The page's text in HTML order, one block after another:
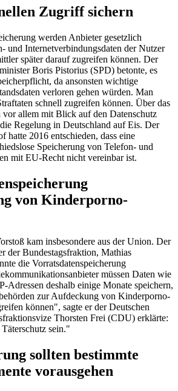
Zugriff sichern
werden Anbieter gesetzlich
und Internetverbindungsdaten der Nutzer
später darauf zugreifen können. Der
Boris Pistorius (SPD) betonte, es
da ansonsten wichtige
verloren gehen würden. Man
schnell zugreifen können. Über das
vor allem mit Blick auf den Datenschutz
Regelung in Deutschland auf Eis. Der
hatte 2016 entschieden, dass eine
Speicherung von Telefon- und
mit EU-Recht nicht vereinbar ist.
von Kinderporno-
kam insbesondere aus der Union. Der
der Bundestagsfraktion, Mathias
die Vorratsdatenspeicherung
müssen Daten wie
Adressen deshalb einige Monate speichern,
zur Aufdeckung von Kinderporno-
können", sagte er der Deutschen
Thorsten Frei (CDU) erklärte:
sein."
sollten bestimmte
vorausgehen